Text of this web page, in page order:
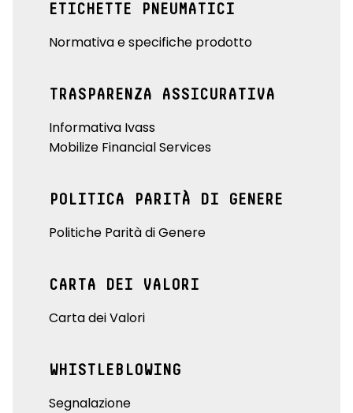
ETICHETTE PNEUMATICI
Normativa e specifiche prodotto
TRASPARENZA ASSICURATIVA
Informativa Ivass
Mobilize Financial Services
POLITICA PARITÀ DI GENERE
Politiche Parità di Genere
CARTA DEI VALORI
Carta dei Valori
WHISTLEBLOWING
Segnalazione